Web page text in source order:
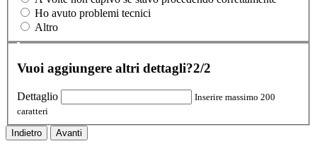
Ho avuto problemi tecnici
Altro
Vuoi aggiungere altri dettagli?2/2
Dettaglio
Inserire massimo 200
caratteri
Indietro Avanti